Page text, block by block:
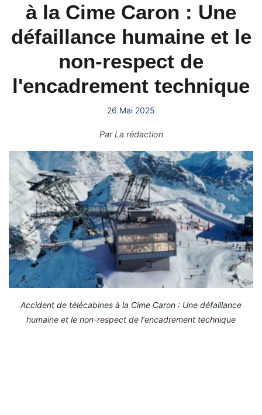
à la Cime Caron : Une
défaillance humaine et le
non-respect de
l'encadrement technique
26 Mai 2025
ParLa rédaction
Accident de télécabines à la Cime Caron : Une défaillance
humaine et le non-respect de l'encadrement technique